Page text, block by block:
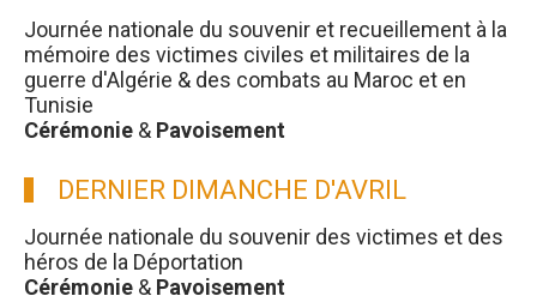
Journée nationale du souvenir et recueillement à la
mémoire des victimes civiles et militaires de la
guerre d'Algérie & des combats au Maroc et en
Tunisie
Cérémonie & Pavoisement
DERNIER DIMANCHE D'AVRIL
Journée nationale du souvenir des victimes et des
héros de la Déportation
Cérémonie & Pavoisement